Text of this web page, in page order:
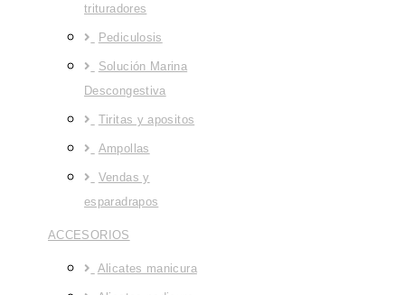
trituradores
Pediculosis
Solución Marina
Descongestiva
Tiritas y apositos
Ampollas
Vendas y
esparadrapos
ACCESORIOS
Alicates manicura